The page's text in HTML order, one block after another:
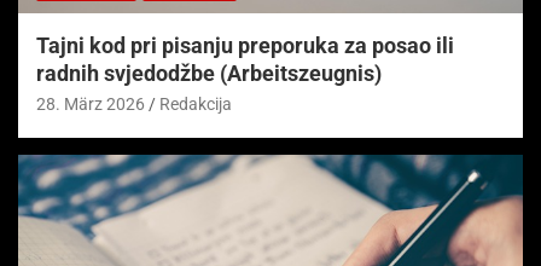
Tajni kod pri pisanju preporuka za posao ili
radnih svjedodžbe (Arbeitszeugnis)
28. März 2026 Redakcija